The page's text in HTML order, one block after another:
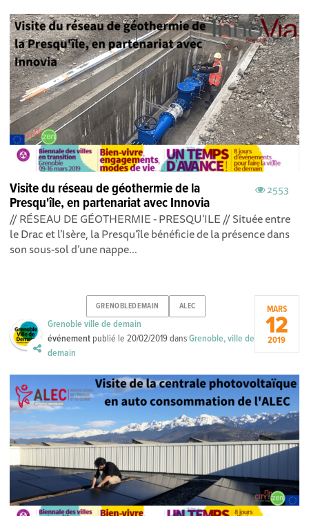
2553
Visite du réseau de géothermie de la
Presqu'île, en partenariat avec Innovia
// RÉSEAU DE GÉOTHERMIE - PRESQU'ILE // Située entre
le Drac et l’Isère, la Presqu’île bénéficie de la présence dans
son sous-sol d’une nappe...
GRENOBLEDEMAIN ALEC
Grenoble ville de demain
événement publié le20/02/2019dansGrenoble, ville de
demain
MARS
12
2019